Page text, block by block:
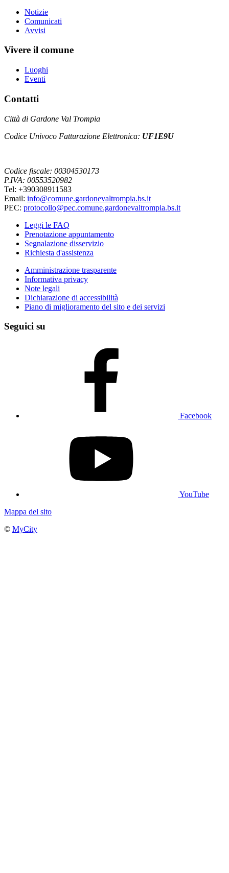
Notizie
Comunicati
Avvisi
Vivere il comune
Luoghi
Eventi
Contatti
Città di Gardone Val Trompia
Codice Univoco Fatturazione Elettronica: UF1E9U
Codice fiscale: 00304530173
P.IVA: 00553520982
Tel: +390308911583
Email: info@comune.gardonevaltrompia.bs.it
PEC: protocollo@pec.comune.gardonevaltrompia.bs.it
Leggi le FAQ
Prenotazione appuntamento
Segnalazione disservizio
Richiesta d'assistenza
Amministrazione trasparente
Informativa privacy
Note legali
Dichiarazione di accessibilità
Piano di miglioramento del sito e dei servizi
Seguici su
Facebook
YouTube
Mappa del sito
© MyCity